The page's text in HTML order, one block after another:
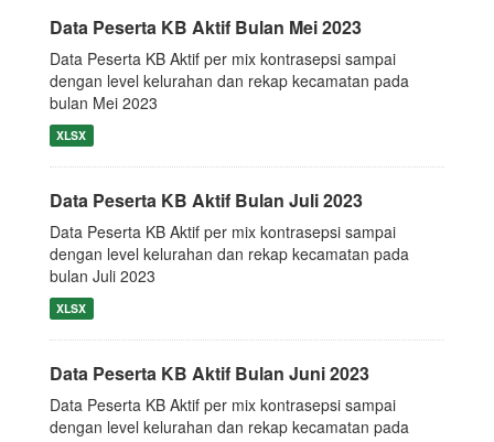
Data Peserta KB Aktif Bulan Mei 2023
Data Peserta KB Aktif per mix kontrasepsi sampai
dengan level kelurahan dan rekap kecamatan pada
bulan Mei 2023
XLSX
Data Peserta KB Aktif Bulan Juli 2023
Data Peserta KB Aktif per mix kontrasepsi sampai
dengan level kelurahan dan rekap kecamatan pada
bulan Juli 2023
XLSX
Data Peserta KB Aktif Bulan Juni 2023
Data Peserta KB Aktif per mix kontrasepsi sampai
dengan level kelurahan dan rekap kecamatan pada